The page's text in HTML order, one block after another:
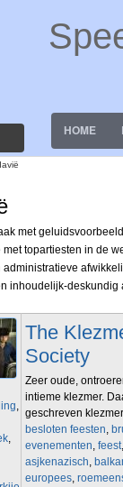
HOME
met
topartiesten in de
inhoudelijk-
,
,
The
Society
Zeer oude,
intieme klezmer.
geschreven
besloten feesten,
evenementen, feest,
asjkenazisch,
europees,